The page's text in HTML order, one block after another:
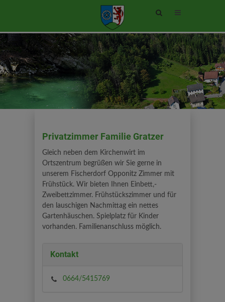
Site
toggle
Privatzimmer Familie Gratzer
Gleich neben dem Kirchenwirt im
Ortszentrum begrüßen wir Sie gerne in
unserem Fischerdorf Opponitz Zimmer mit
Frühstück. Wir bieten Ihnen Einbett,-
Zweibettzimmer. Frühstückszimmer und für
den lauschigen Nachmittag ein nettes
Gartenhäuschen. Spielplatz für Kinder
vorhanden. Familienanschluss möglich.
Kontakt
0664/5415769